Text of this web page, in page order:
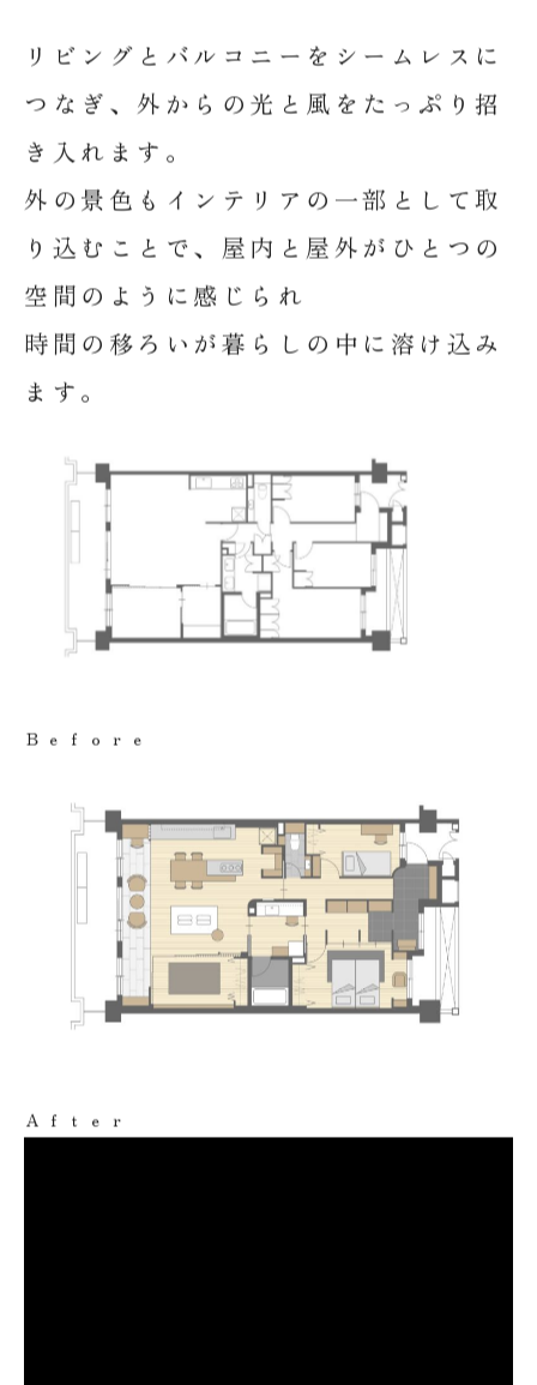
リビングとバルコニーをシームレスに
つなぎ、外からの光と風をたっぷり招
き入れます。
外の景色もインテリアの一部として取
り込むことで、屋内と屋外がひとつの
空間のように感じられ
時間の移ろいが暮らしの中に溶け込み
ます。
Ｂｅｆｏｒｅ
Ａｆｔｅｒ